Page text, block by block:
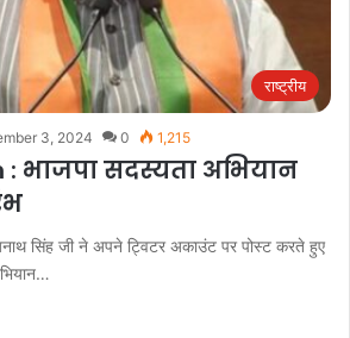
राष्ट्रीय
3, 2024 0 1,215
: भाजपा सदस्यता अभियान
सिंह जी ने अपने ट्विटर अकाउंट पर पोस्ट करते हुए